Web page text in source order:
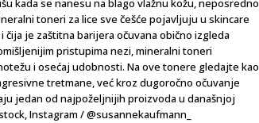
kada se nanesu na blago vlažnu kožu, neposredno
toneri za lice sve češće pojavljuju u skincare
je zaštitna barijera očuvana obično izgleda
pristupima nezi, mineralni toneri
i osećaj udobnosti. Na ove tonere gledajte kao
tretmane, već kroz dugoročno očuvanje
jedan od najpoželjnijih proizvoda u današnjoj
Instagram / @susannekaufmann_